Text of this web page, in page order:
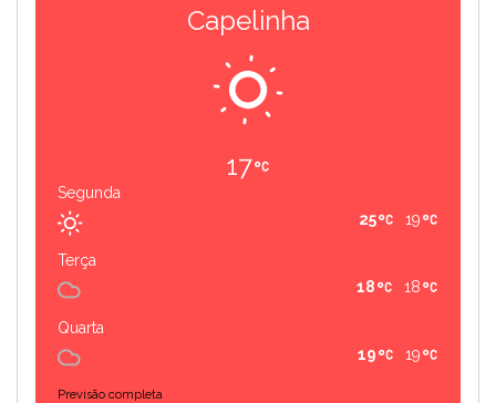
Capelinha
17
Segunda
19
25
Terça
18
18
Quarta
19
19
Previsão completa